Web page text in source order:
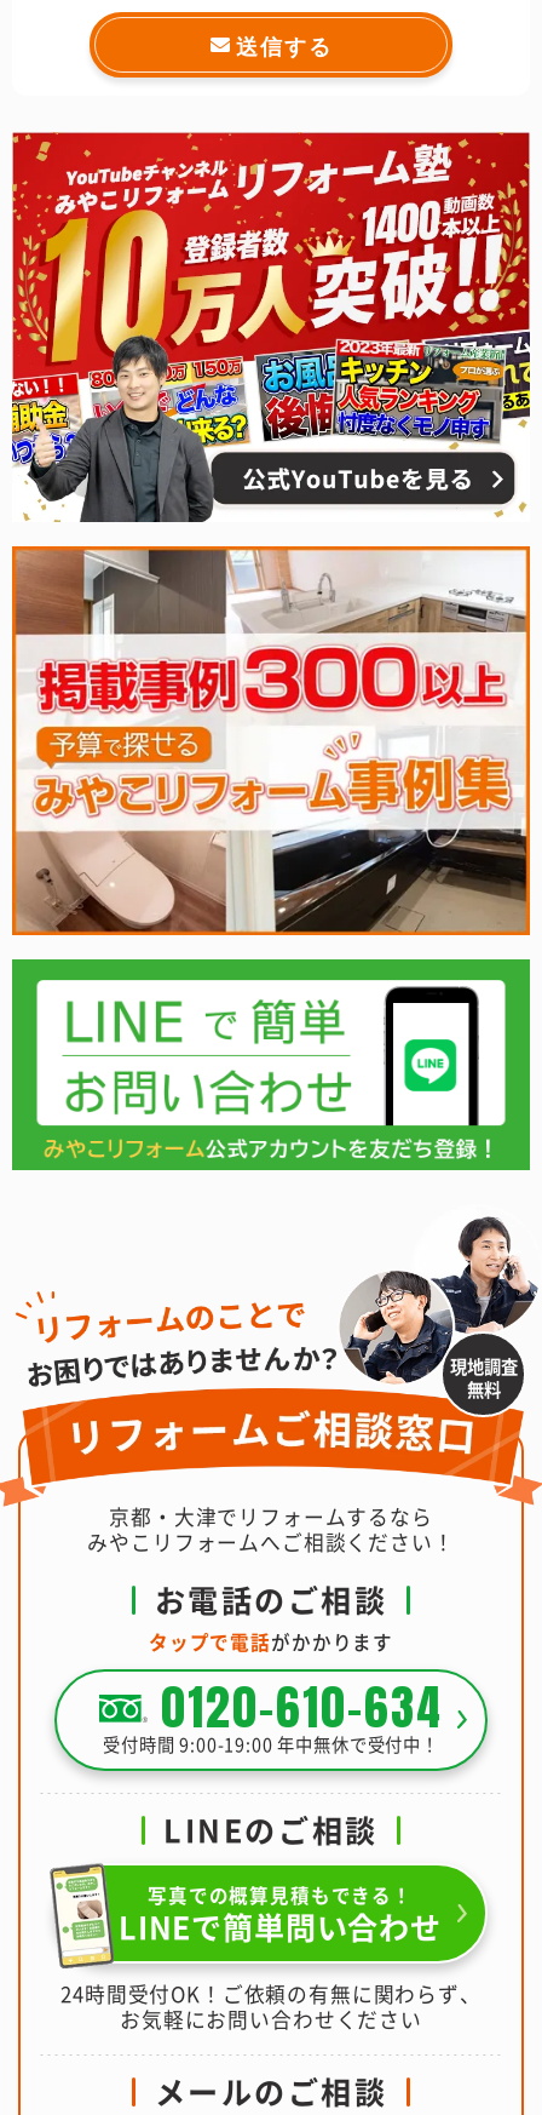
現地調査
無料
京都・大津でリフォームするなら
みやこリフォームへご相談ください！
お電話のご相談
タップで電話がかかります
0120-610-634
受付時間 9:00-19:00 年中無休で受付中！
LINEのご相談
写真での概算見積もできる！
LINEで簡単問い合わせ
24時間受付OK！ご依頼の有無に関わらず、
お気軽にお問い合わせください
メールのご相談